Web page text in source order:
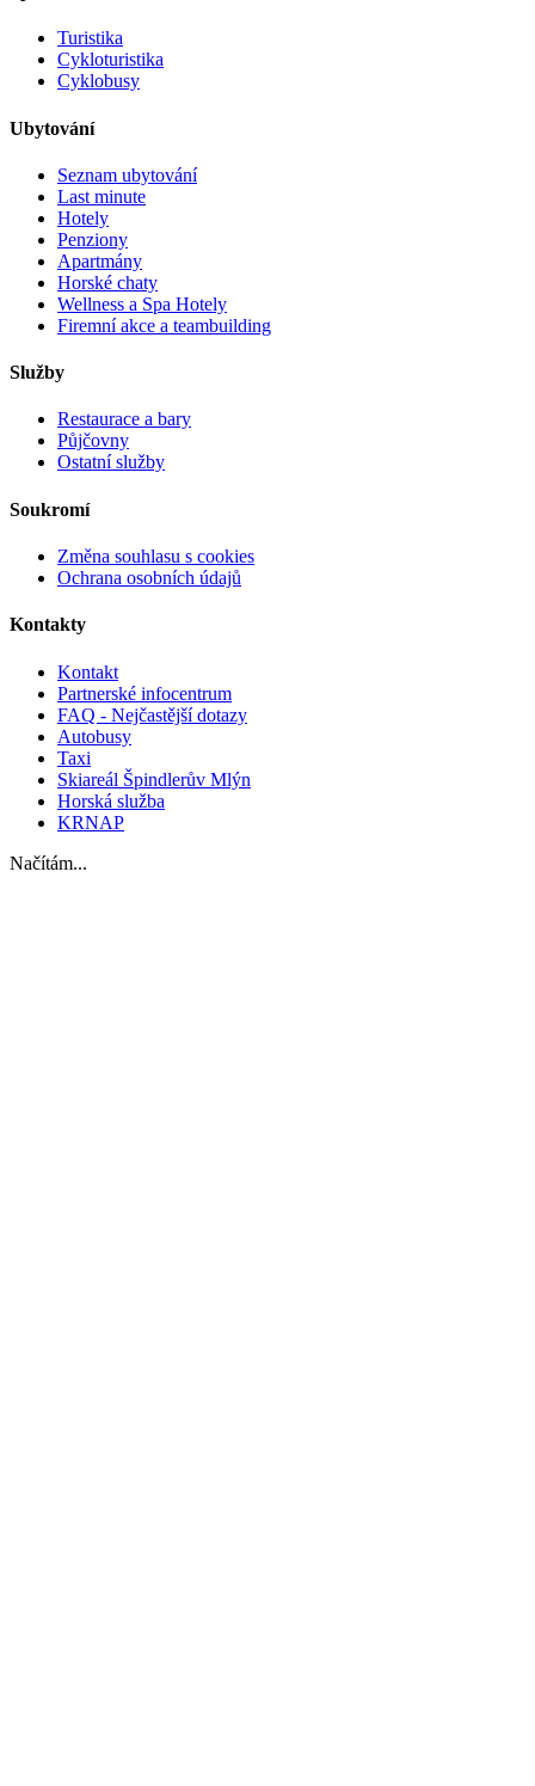
Turistika
Cykloturistika
Cyklobusy
Ubytování
Seznam ubytování
Last minute
Hotely
Penziony
Apartmány
Horské chaty
Wellness a Spa Hotely
Firemní akce a teambuilding
Služby
Restaurace a bary
Půjčovny
Ostatní služby
Soukromí
Změna souhlasu s cookies
Ochrana osobních údajů
Kontakty
Kontakt
Partnerské infocentrum
FAQ - Nejčastější dotazy
Autobusy
Taxi
Skiareál Špindlerův Mlýn
Horská služba
KRNAP
Načítám...